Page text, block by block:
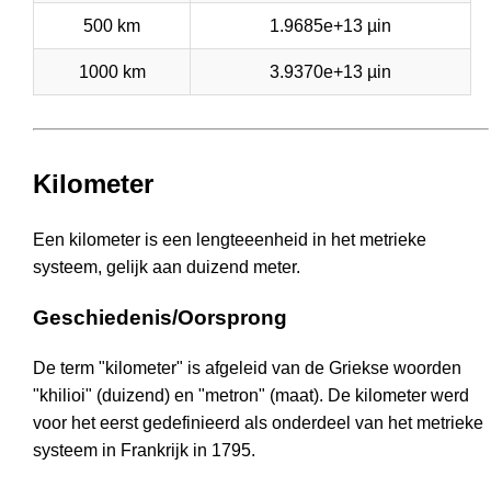
500 km 1.9685e+13 µin
1000 km 3.9370e+13 µin
Kilometer
Een kilometer is een lengteeenheid in het metrieke
systeem, gelijk aan duizend meter.
Geschiedenis/Oorsprong
De term "kilometer" is afgeleid van de Griekse woorden
"khilioi" (duizend) en "metron" (maat). De kilometer werd
voor het eerst gedefinieerd als onderdeel van het metrieke
systeem in Frankrijk in 1795.